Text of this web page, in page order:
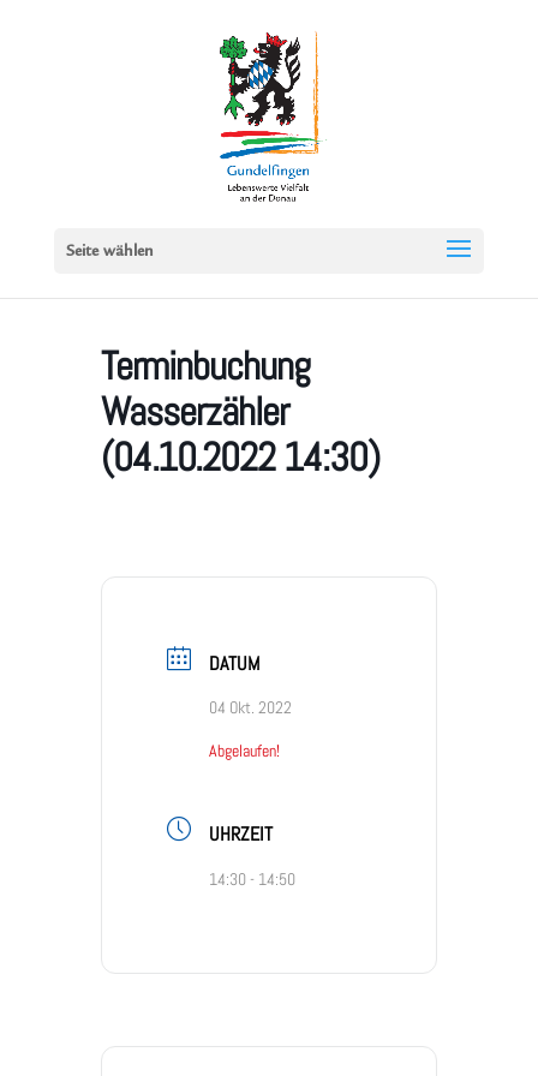
Seite wählen
Terminbuchung
Wasserzähler
(04.10.2022 14:30)
DATUM
04 Okt. 2022
Abgelaufen!
UHRZEIT
14:30 - 14:50